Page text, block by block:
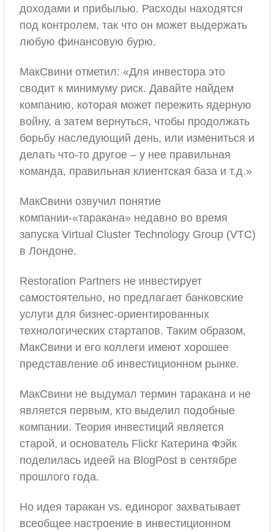
доходами и прибылью. Расходы находятся
под контролем, так что он может выдержать
любую финансовую бурю.
МакСвини отметил: «Для инвестора это
сводит к минимуму риск. Давайте найдем
компанию, которая может пережить ядерную
войну, а затем вернуться, чтобы продолжать
борьбу наследующий день, или измениться и
делать что-то другое – у нее правильная
команда, правильная клиентская база и т.д.»
МакСвини озвучил понятие
компании-«таракана» недавно во время
запуска Virtual Cluster Technology Group (VTC)
в Лондоне.
Restoration Partners не инвестирует
самостоятельно, но предлагает банковские
услуги для бизнес-ориентированных
технологических стартапов. Таким образом,
МакСвини и его коллеги имеют хорошее
представление об инвестиционном рынке.
МакСвини не выдумал термин таракана и не
является первым, кто выделил подобные
компании. Теория инвестиций является
старой, и основатель Flickr Катерина Фэйк
поделилась идеей на BlogPost в сентябре
прошлого года.
Но идея таракан vs. единорог захватывает
всеобщее настроение в инвестиционном